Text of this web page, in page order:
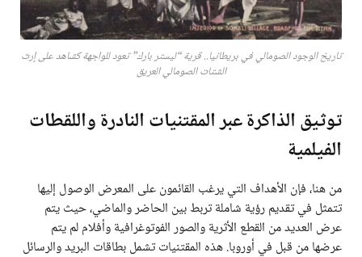
تاريخ الوجود الصومالي في بريطانيا.. قرية “ليستر بارك” تعود للواجهة كشاهد على إرث
الشتات الصومالي العريق
توثيق الذاكرة عبر المقتنيات النادرة واللقطات
الفيلمية
من هنا، فإن الأهداف التي يرغب القائمون على المعرض الوصول إليها
تتمثل في تقديم رؤية شاملة تربط بين الحاضر والماضي، حيث يتم
عرض العديد من القطع الأثرية والصور الفوتوغرافية وأفلام لم يتم
عرضها من قبل في أوروبا. هذه المقتنيات تشمل بطاقات البريد والرسائل